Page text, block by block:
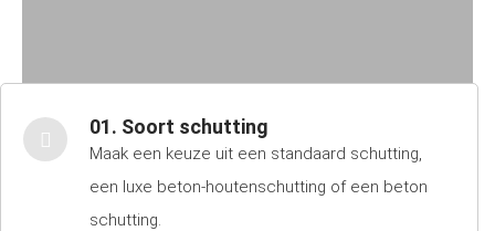
01. Soort schutting
Maak een keuze uit een standaard schutting,
een luxe beton-houtenschutting of een beton
schutting.